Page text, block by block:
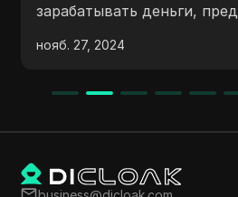
зарабатывать деньги,
шаги по депозиту, играм,
подчеркивает важность
платформе.
нояб. 27, 2024